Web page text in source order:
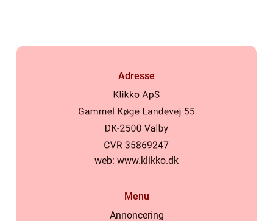
Adresse
web: www.klikko.dk
Menu
Annoncering